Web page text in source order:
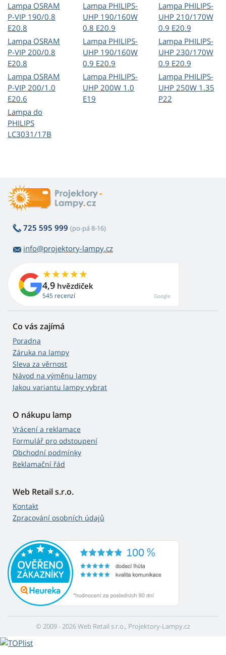
Lampa OSRAM
P-VIP 190/0.8
E20.8
Lampa OSRAM
P-VIP 200/0.8
E20.8
Lampa OSRAM
P-VIP 200/1.0
E20.6
Lampa do
PHILIPS
LC3031/17B
Lampa PHILIPS-
UHP 190/160W
0.8 E20.9
Lampa PHILIPS-
UHP 190/160W
0.9 E20.9
Lampa PHILIPS-
UHP 200W 1.0
E19
Lampa PHILIPS-
UHP 210/170W
0.9 E20.9
Lampa PHILIPS-
UHP 230/170W
0.9 E20.9
Lampa PHILIPS-
UHP 250W 1.35
P22
725 595 999 (po-pá 8-16)
info@projektory-lampy.cz
4,9 hvězdiček
545 recenzí Google
Co vás zajímá
Poradna
Záruka na lampy
Sleva za věrnost
Návod na výměnu lampy
Jakou variantu lampy vybrat
O nákupu lamp
Vrácení a reklamace
Formulář pro odstoupení
Obchodní podmínky
Reklamační řád
Web Retail s.r.o.
Kontakt
Zpracování osobních údajů
© 2009 - 2026 Web Retail s.r.o., Projektory-Lampy.cz